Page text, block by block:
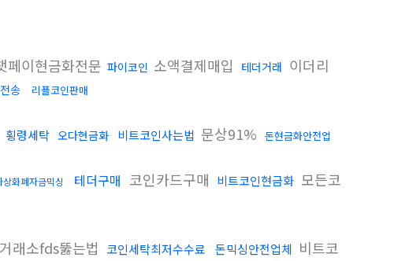
페이현금화전문 파이코인 소액결제매입 테더거래 이더리
송 리플코인판매
횡령세탁 오다현금화 비트코인사는법 문상91% 돈현금화안전업
상화폐자금믹싱 테더구매 코인카드구매 비트코인현금화 모든코
래소fds뚫는법 코인세탁최저수수료 돈믹싱안전업체 비트코